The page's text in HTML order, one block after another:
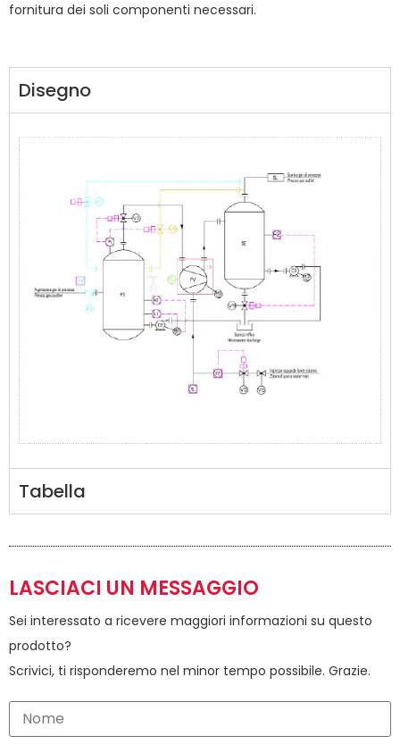
fornitura dei soli componenti necessari.
Disegno
Tabella
LASCIACI UN MESSAGGIO
Sei interessato a ricevere maggiori informazioni su questo
prodotto?
Scrivici, ti risponderemo nel minor tempo possibile. Grazie.